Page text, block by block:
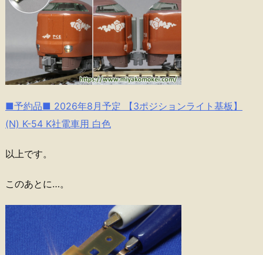
■予約品■ 2026年8月予定 【3ポジションライト基板】
(N) K-54 K社電車用 白色
以上です。
このあとに…。